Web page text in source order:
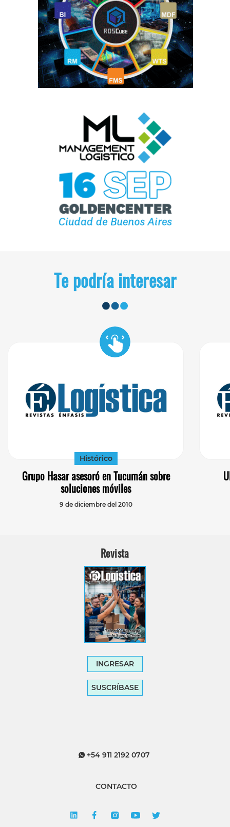
Te podría interesar
Histórico
Grupo Hasar asesoró en Tucumán sobre
soluciones móviles
9 de diciembre del 2010
Revista
INGRESAR
SUSCRÍBASE
+54 911 2192 0707
CONTACTO